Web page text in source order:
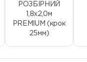
РОЗБІРНИЙ
1,8х2,0м
PREMIUM (крок
25мм)